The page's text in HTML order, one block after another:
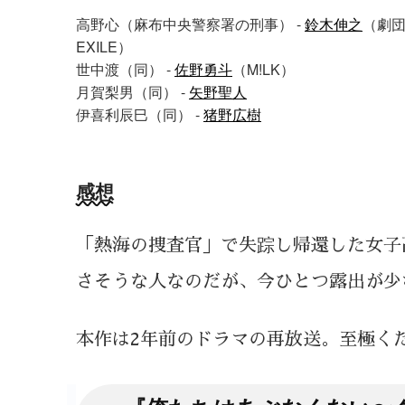
高野心（麻布中央警察署の刑事） -鈴木伸之 （劇団
EXILE）
世中渡（同） -佐野勇斗 （M!LK）
月賀梨男（同） - 矢野聖人
伊喜利辰巳（同） -猪野広樹
感想
「熱海の捜査官」で失踪し帰還した女
さそうな人なのだが、今ひとつ露出が
本作は2年前のドラマの再放送。至極く